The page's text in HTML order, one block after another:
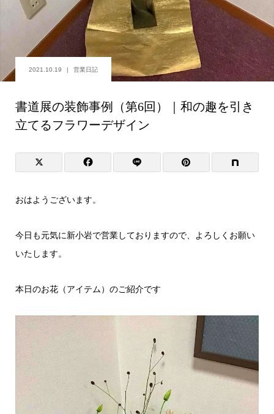
2021.10.19 営業日記
書道展の装飾事例（第6回）｜和の趣を引き
立てるフラワーデザイン
おはようございます。
今日も元気に新小岩で営業しておりますので、よろしくお願い
いたします。
本日のお花（アイテム）のご紹介です